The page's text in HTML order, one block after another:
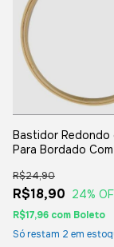
Bastidor Redondo
Para Bordado
R$18,90
R$24,90
24%
R$17,96 com Boleto
Só restam 2 em